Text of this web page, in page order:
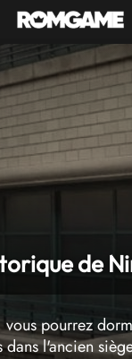
de
pourrez
dans l'ancien